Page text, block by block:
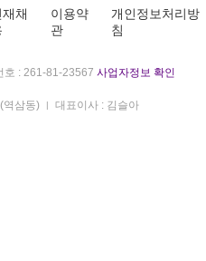
재채
이용약
관
개인정보처리방
침
호 : 261-81-23567 사업자정보 확인
역삼동)
대표이사 : 김슬아